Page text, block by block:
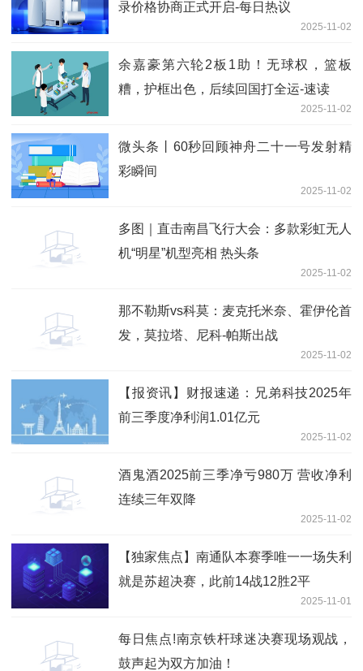
录价格协商正式开启-每日热议
2025-11-02
余嘉豪第六轮2板1助！无球权，篮板
糟，护框出色，后续回国打全运-速读
2025-11-02
微头条丨60秒回顾神舟二十一号发射精
彩瞬间
2025-11-02
多图｜直击南昌飞行大会：多款彩虹无人
机“明星”机型亮相 热头条
2025-11-02
那不勒斯vs科莫：麦克托米奈、霍伊伦首
发，莫拉塔、尼科-帕斯出战
2025-11-02
【报资讯】财报速递：兄弟科技2025年
前三季度净利润1.01亿元
2025-11-02
酒鬼酒2025前三季净亏980万 营收净利
连续三年双降
2025-11-02
【独家焦点】南通队本赛季唯一一场失利
就是苏超决赛，此前14战12胜2平
2025-11-01
每日焦点!南京铁杆球迷决赛现场观战，
鼓声起为双方加油！